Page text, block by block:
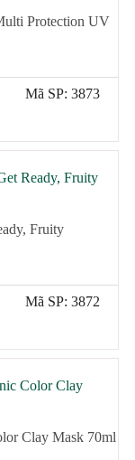
Protection UV
Mã SP: 3873
Fruity
Mã SP: 3872
Clay Mask 70ml